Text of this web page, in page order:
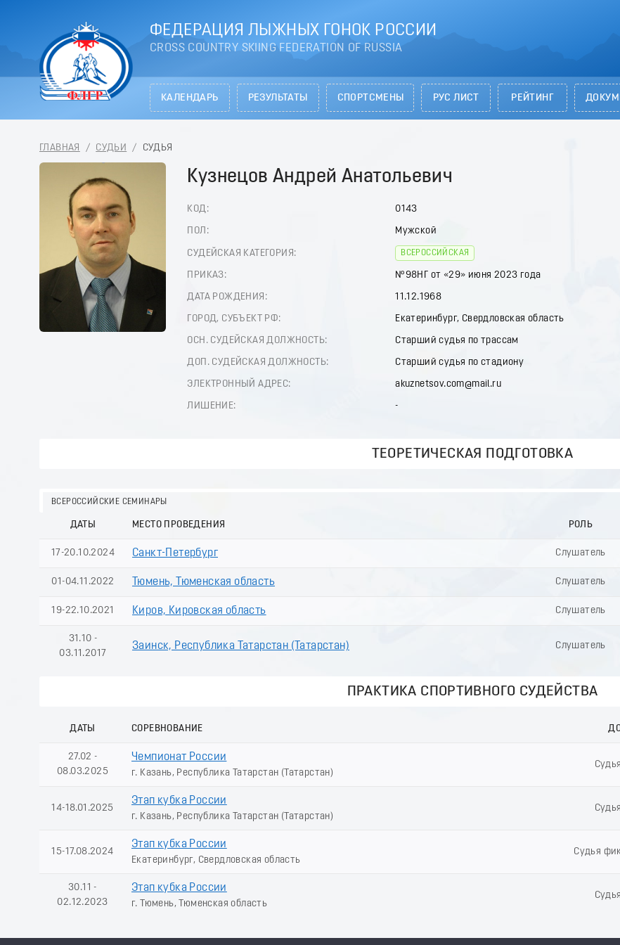
ФЕДЕРАЦИЯ ЛЫЖНЫХ ГОНОК РОССИИ
CROSS COUNTRY SKIING FEDERATION OF RUSSIA
КАЛЕНДАРЬ РЕЗУЛЬТАТЫ СПОРТСМЕНЫ РУС ЛИСТ РЕЙТИНГ
ГЛАВНАЯ / СУДЬИ / СУДЬЯ
Кузнецов Андрей Анатольевич
КОД: 0143
ПОЛ: Мужской
СУДЕЙСКАЯ КАТЕГОРИЯ: ВСЕРОССИЙСКАЯ
ПРИКАЗ: №98НГ от «29» июня 2023 года
ДАТА РОЖДЕНИЯ: 11.12.1968
ГОРОД, СУБЪЕКТ РФ: Екатеринбург, Свердловская область
ОСН. СУДЕЙСКАЯ ДОЛЖНОСТЬ: Старший судья по трассам
ДОП. СУДЕЙСКАЯ ДОЛЖНОСТЬ: Старший судья по стадиону
ЭЛЕКТРОННЫЙ АДРЕС: akuznetsov.com@mail.ru
ЛИШЕНИЕ: -
ТЕОРЕТИЧЕСКАЯ ПОДГОТОВКА
ВСЕРОССИЙСКИЕ СЕМИНАРЫ
ДАТЫ МЕСТО ПРОВЕДЕНИЯ РОЛЬ
17-20.10.2024 Санкт-Петербург Слушатель
01-04.11.2022 Тюмень, Тюменская область Слушатель
19-22.10.2021 Киров, Кировская область Слушатель
31.10 -
03.11.2017
Заинск, Республика Татарстан (Татарстан) Слушатель
ПРАКТИКА СПОРТИВНОГО СУДЕЙСТВА
ДАТЫ СОРЕВНОВАНИЕ
27.02 -
08.03.2025
Чемпионат России
г. Казань, Республика Татарстан (Татарстан)
14-18.01.2025
Этап кубка России
г. Казань, Республика Татарстан (Татарстан)
15-17.08.2024
Этап кубка России
Екатеринбург, Свердловская область
Судья
30.11 -
02.12.2023
Этап кубка России
г. Тюмень, Тюменская область